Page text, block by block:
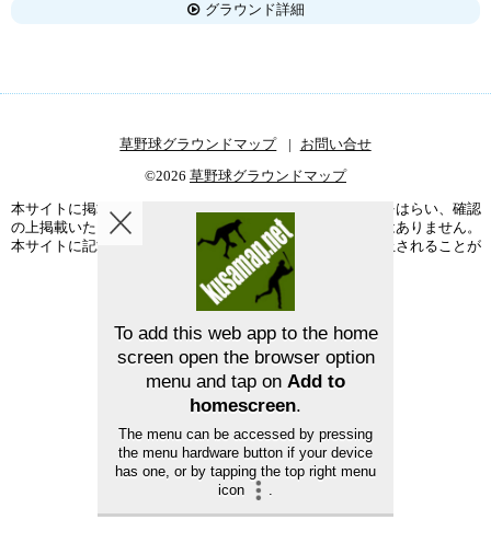
グラウンド詳細
草野球グラウンドマップ お問い合せ
©2026 草野球グラウンドマップ
本サイトに掲載された情報の正確性については、充分注意をはらい、確認
の上掲載いたしますが、完全性、正確性を保証するものではありません。
本サイトに記載されている事項は、予告なく変更または廃止されることが
ありますので、予めご了承ください。
To add this web app to the home
screen open the browser option
menu and tap on Add to
homescreen.
The menu can be accessed by pressing
the menu hardware button if your device
has one, or by tapping the top right menu
icon
.